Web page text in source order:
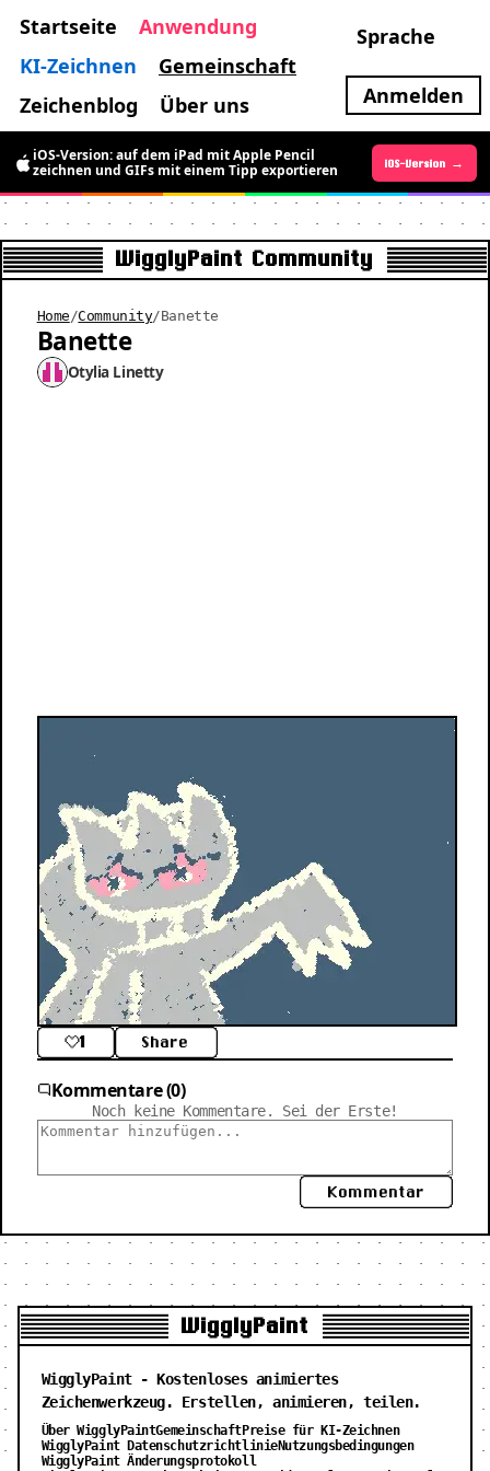
Startseite
Anwendung
KI-Zeichnen
Gemeinschaft
Zeichenblog
Über uns
Sprache
Anmelden
Die Android-Version ist da: für kurze Zeit
kostenlos bewegte Pixel-Art zeichnen
Android-Version →
iOS-Version: auf dem iPad mit Apple Pencil
zeichnen und GIFs mit einem Tipp exportieren
iOS-Version →
WigglyPaint Community
Home /Community/Banette
Banette
Otylia Linetty
1 Share
Kommentare (0)
Noch keine Kommentare. Sei der Erste!
Kommentar
WigglyPaint
WigglyPaint - Kostenloses animiertes
Zeichenwerkzeug. Erstellen, animieren, teilen.
Über WigglyPaintGemeinschaftPreise für KI-Zeichnen
WigglyPaint DatenschutzrichtlinieNutzungsbedingungen
WigglyPaint Änderungsprotokoll